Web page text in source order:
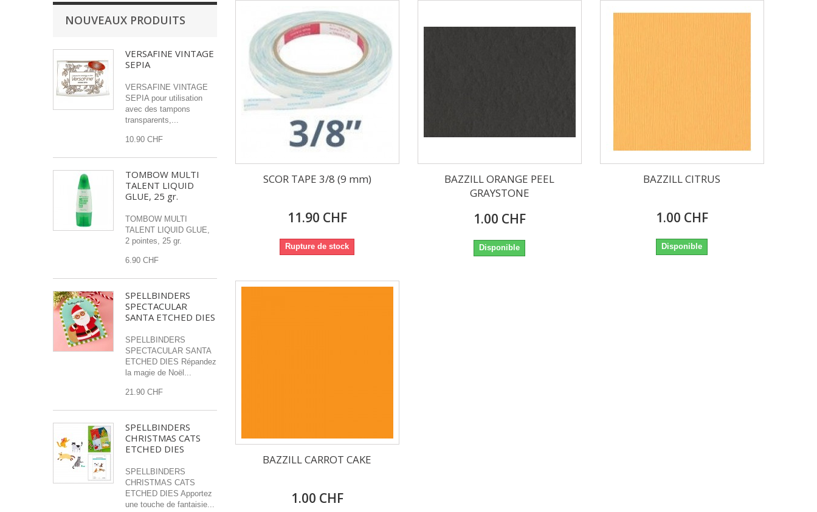
NOUVEAUX PRODUITS
VERSAFINE VINTAGE
SEPIA
VERSAFINE VINTAGE
SEPIA pour utilisation
avec des tampons
transparents,...
10.90 CHF
TOMBOW MULTI
TALENT LIQUID
GLUE, 25 gr.
TOMBOW MULTI
TALENT LIQUID GLUE,
2 pointes, 25 gr.
6.90 CHF
SPELLBINDERS
SPECTACULAR
SANTA ETCHED DIES
SPELLBINDERS
SPECTACULAR SANTA
ETCHED DIES Répandez
la magie de Noël...
21.90 CHF
SPELLBINDERS
CHRISTMAS CATS
ETCHED DIES
SPELLBINDERS
CHRISTMAS CATS
ETCHED DIES Apportez
une touche de fantaisie...
SCOR TAPE 3/8 (9 mm)
11.90 CHF
Rupture de stock
BAZZILL ORANGE PEEL
GRAYSTONE
1.00 CHF
Disponible
BAZZILL CITRUS
1.00 CHF
Disponible
BAZZILL CARROT CAKE
1.00 CHF